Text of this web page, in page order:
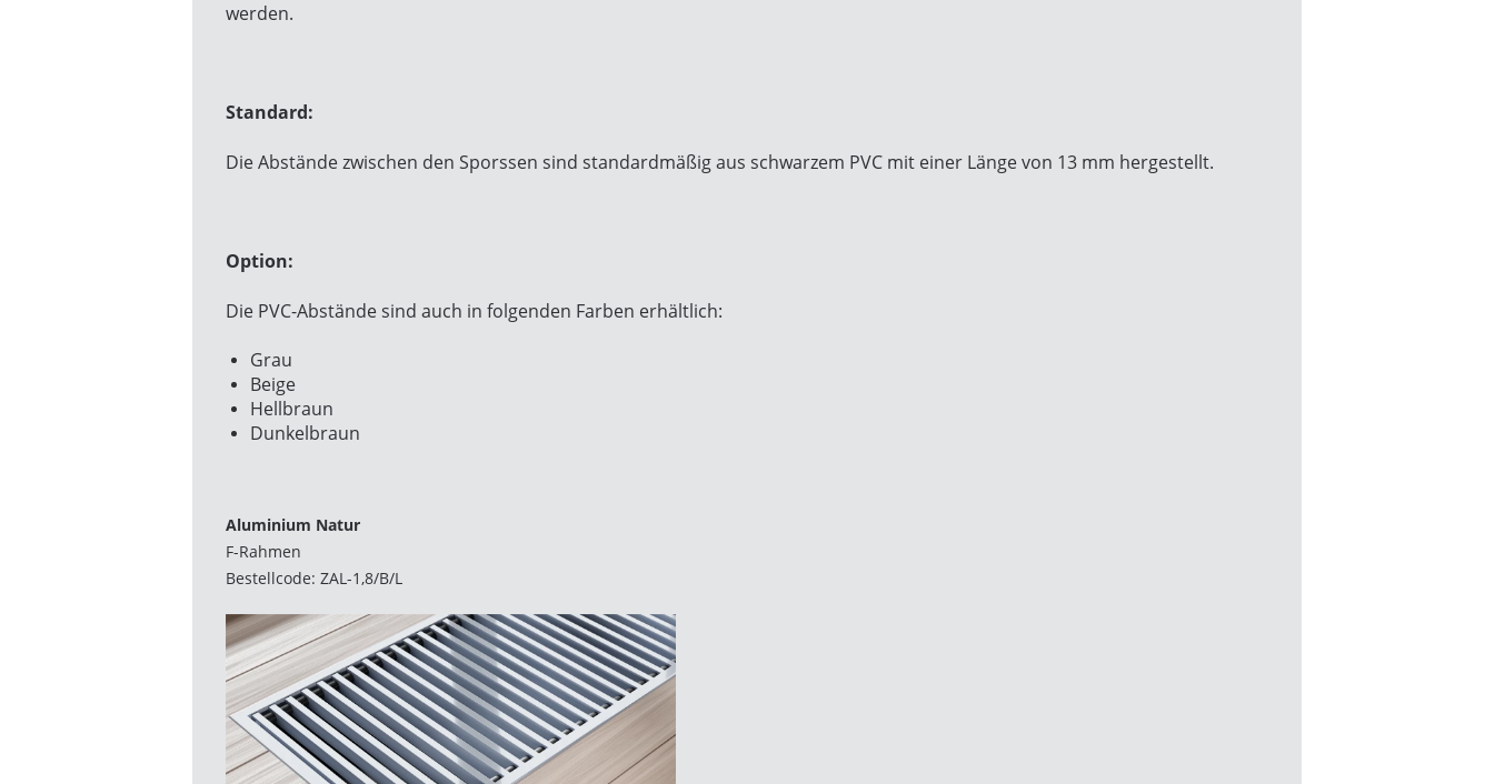
werden.
Standard:
Die Abstände zwischen den Sporssen sind standardmäßig aus schwarzem PVC mit einer Länge von 13 mm hergestellt.
Option:
Die PVC-Abstände sind auch in folgenden Farben erhältlich:
Grau
Beige
Hellbraun
Dunkelbraun
Aluminium Natur
F-Rahmen
Bestellcode: ZAL-1,8/B/L